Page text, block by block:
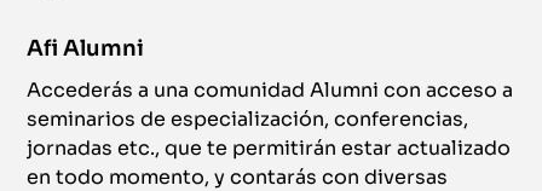
Afi Alumni
Accederás a una comunidad Alumni con acceso a
seminarios de especialización, conferencias,
jornadas etc., que te permitirán estar actualizado
en todo momento, y contarás con diversas